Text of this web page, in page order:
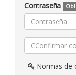
Contraseña
Normas de